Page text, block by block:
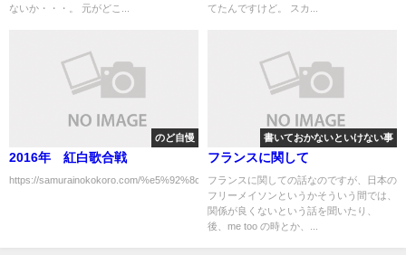
ないか・・・。 元がどこ...
てたんですけど。 スカ...
のど自慢
2016年 紅白歌合戦
https://samurainokokoro.com/
書いておかないといけない事
フランスに関して
フランスに関しての話なのですが、日本の
フリーメイソンというかそういう間では、
関係が良くないという話を聞いたり、
後、me too の時とか、...